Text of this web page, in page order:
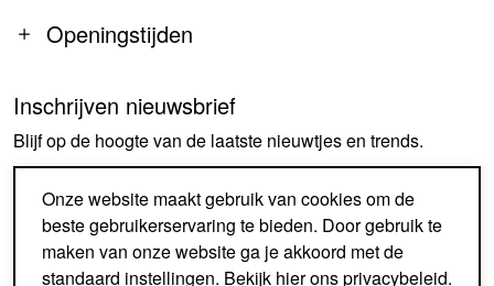
Openingstijden
MA
14:00-18:00
DI-DO
09:30-18:00
ZA
09:30-17:00
ZO
GESLOTEN
Inschrijven nieuwsbrief
Blijf op de hoogte van de laatste nieuwtjes en trends.
AANMELDEN
Onze website maakt gebruik van cookies om de
beste gebruikerservaring te bieden. Door gebruik te
maken van onze website ga je akkoord met de
standaard instellingen. Bekijk hierons privacybeleid.